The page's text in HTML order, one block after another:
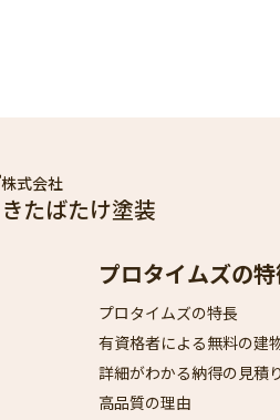
株式会社
きたばたけ塗装
プロタイムズの
プロタイムズの特長
有資格者による無料の建
詳細がわかる納得の見積り
高品質の理由